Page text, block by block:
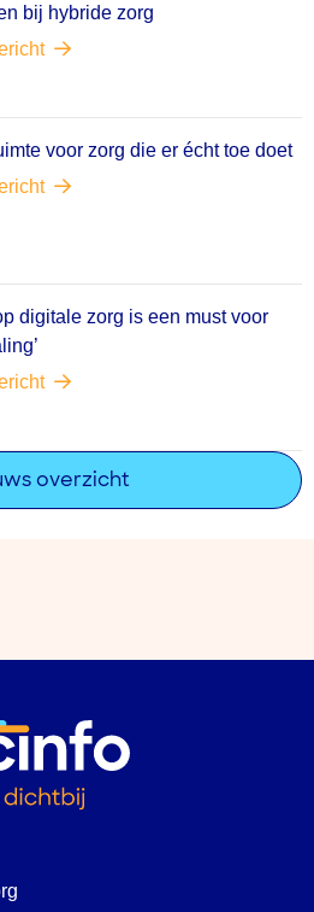
bij hybride zorg
voor zorg die er écht toe doet
digitale zorg is een must voor
overzicht